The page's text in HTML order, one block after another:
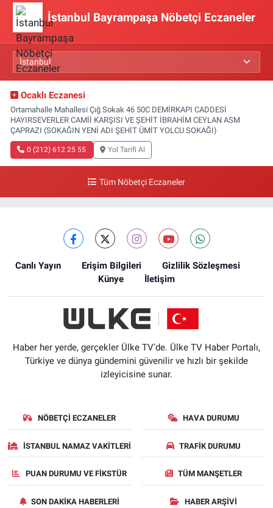
İstanbul Bayrampaşa Nöbetçi Eczaneler
Ocaklı Eczanesi
Ortamahalle Mahallesi Çığ Sokak 46 50C DEMİRKAPI CADDESİ
HAYIRSEVERLER CAMİİ KARŞISI VE ŞEHİT İBRAHİM CEYLAN ASM
ÇAPRAZI (SOKAĞIN YENİ ADI ŞEHİT ÜMİT YOLCU SOKAĞI)
0 (212) 612 25 55 Yol Tarifi Al
Tüm Nöbetçi Eczaneler
Canlı Yayın Erişim Bilgileri
Gizlilik Sözleşmesi
Künye
İletişim
Haber her yerde, gerçekler Ülke TV'de. Ülke TV Haber Portalı,
Türkiye ve dünya gündemini güvenilir ve hızlı bir şekilde
izleyicisine sunar.
NÖBETÇI ECZANELER HAVA DURUMU
İSTANBUL NAMAZ VAKITLERI TRAFIK DURUMU
PUAN DURUMU VE FIKSTÜR TÜM MANŞETLER
SON DAKIKA HABERLERI HABER ARŞIVI